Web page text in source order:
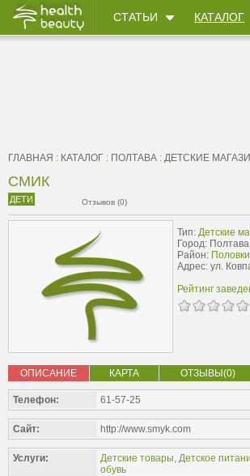
СТАТЬИ КАТАЛОГ
ГЛАВНАЯ : КАТАЛОГ : ПОЛТАВА : ДЕТСКИЕ
СМИК
ДЕТИ Отзывов (0)
Тип: Детские
Город: Полтава
Район:
Адрес: ул.
Рейтинг
ОПИСАНИЕ КАРТА ОТЗЫВЫ(0)
Телефон: 61-57-25
Сайт: http://www.smyk.com
Услуги: Детские товары, Детское
обувь